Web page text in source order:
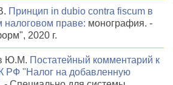
Принцип in dubio contra fiscum в
налоговом праве: монография. -
2020 г.
Ю.М. Постатейный комментарий к
РФ "Налог на добавленную